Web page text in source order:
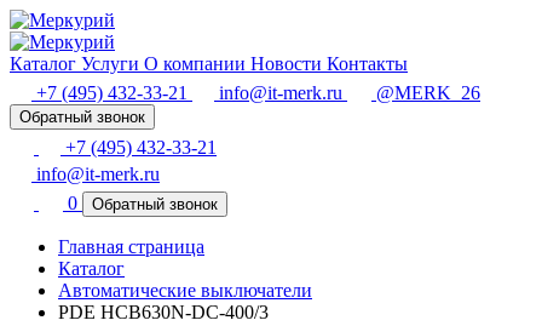
Каталог Услуги О компании Новости Контакты
+7 (495) 432-33-21
info@it-merk.ru @MERK_26
Обратный звонок
+7 (495) 432-33-21
info@it-merk.ru
0
Обратный звонок
Главная страница
Каталог
Автоматические выключатели
PDE HCB630N-DC-400/3